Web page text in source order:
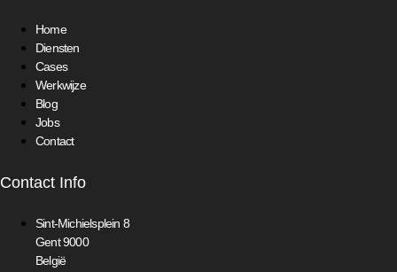
Home
Diensten
Cases
Werkwijze
Blog
Jobs
Contact
Contact Info
Sint-Michielsplein 8
Gent 9000
België